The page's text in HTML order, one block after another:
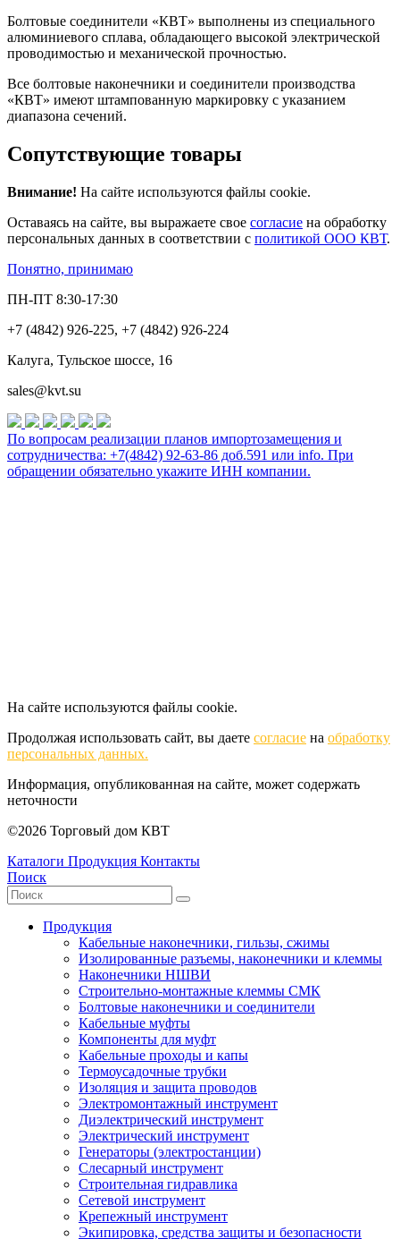
Болтовые соединители «КВТ» выполнены из специального
алюминиевого сплава, обладающего высокой электрической
проводимостью и механической прочностью.
Все болтовые наконечники и соединители производства
«КВТ» имеют штампованную маркировку с указанием
диапазона сечений.
Сопутствующие товары
Внимание! На сайте используются файлы cookie.
Оставаясь на сайте, вы выражаете свое согласие на обработку
персональных данных в соответствии с политикой ООО КВТ.
Понятно, принимаю
ПН-ПТ 8:30-17:30
+7 (4842) 926-225, +7 (4842) 926-224
Калуга, Тульское шоссе, 16
sales@kvt.su
По вопросам реализации планов импортозамещения и
сотрудничества: +7(4842) 92-63-86 доб.591 или info. При
обращении обязательно укажите ИНН компании.
На сайте используются файлы cookie.
Продолжая использовать сайт, вы даете согласие на обработку
персональных данных.
Информация, опубликованная на сайте, может содержать
неточности
©2026 Торговый дом КВТ
Каталоги Продукция Контакты
Поиск
Продукция
Кабельные наконечники, гильзы, сжимы
Изолированные разъемы, наконечники и клеммы
Наконечники НШВИ
Строительно-монтажные клеммы СМК
Болтовые наконечники и соединители
Кабельные муфты
Компоненты для муфт
Кабельные проходы и капы
Термоусадочные трубки
Изоляция и защита проводов
Электромонтажный инструмент
Диэлектрический инструмент
Электрический инструмент
Генераторы (электростанции)
Слесарный инструмент
Строительная гидравлика
Сетевой инструмент
Крепежный инструмент
Экипировка, средства защиты и безопасности